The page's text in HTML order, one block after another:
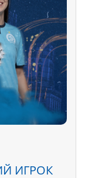
ИГРОК